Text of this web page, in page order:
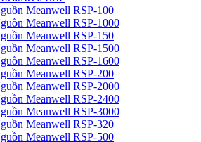
Meanwell RSP-100
Meanwell RSP-1000
Meanwell RSP-150
Meanwell RSP-1500
Meanwell RSP-1600
Meanwell RSP-200
Meanwell RSP-2000
Meanwell RSP-2400
Meanwell RSP-3000
Meanwell RSP-320
Meanwell RSP-500